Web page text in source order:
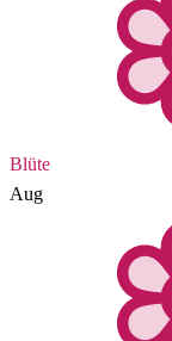
Blüte
Aug